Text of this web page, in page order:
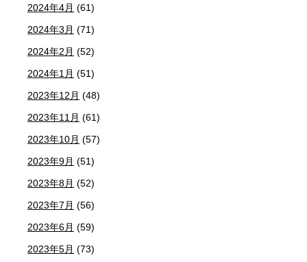
2024年4月 (61)
2024年3月 (71)
2024年2月 (52)
2024年1月 (51)
2023年12月 (48)
2023年11月 (61)
2023年10月 (57)
2023年9月 (51)
2023年8月 (52)
2023年7月 (56)
2023年6月 (59)
2023年5月 (73)